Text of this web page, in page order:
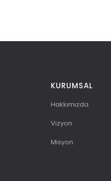
KURUMSAL
Hakkımızda
Vizyon
Misyon